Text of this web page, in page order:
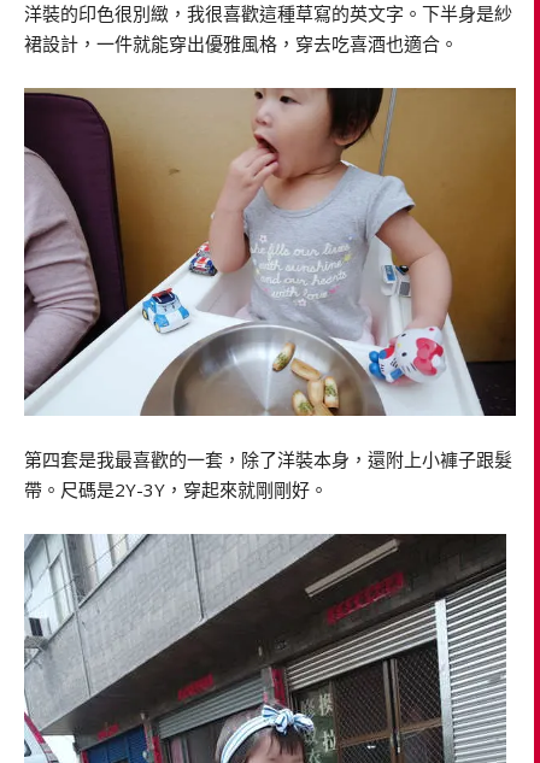
洋裝的印色很別緻，我很喜歡這種草寫的英文字。下半身是紗
裙設計，一件就能穿出優雅風格，穿去吃喜酒也適合。
第四套是我最喜歡的一套，除了洋裝本身，還附上小褲子跟髮
帶。尺碼是2Y-3Y，穿起來就剛剛好。